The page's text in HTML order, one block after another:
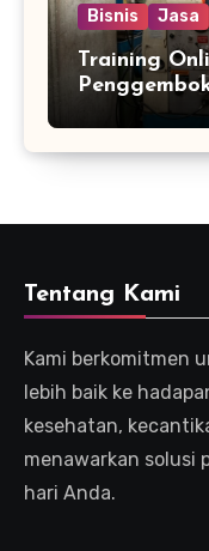
Bisnis Jasa
Training
Tentang Kami
Kami berkomitmen
lebih baik ke
kesehatan,
menawarkan solusi
hari Anda.